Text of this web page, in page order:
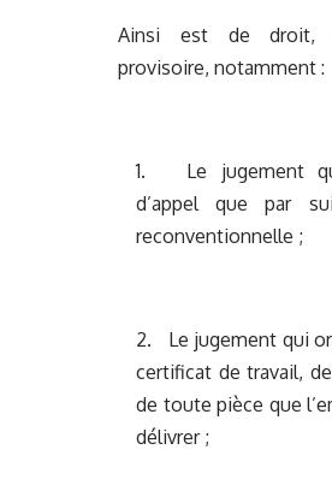
Ainsi est de droit,
provisoire, notamment :
1. Le jugement
d’appel que par
reconventionnelle ;
2. Le jugement qui
certificat de travail,
de toute pièce que
délivrer ;